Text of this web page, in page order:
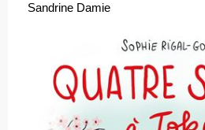
Sandrine Damie